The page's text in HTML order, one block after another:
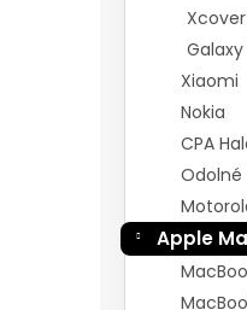
Xcover
Galaxy
Xiaomi
Nokia
CPA
Apple